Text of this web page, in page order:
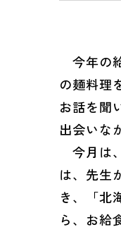
今年の
の麺料理
お話を聞
出会いな
今月は
は、先生
き、「北
ら、お給